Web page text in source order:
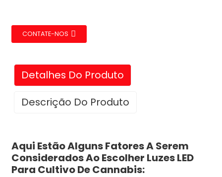
CONTATE-NOS
Detalhes Do Produto
Descrição Do Produto
Aqui Estão Alguns Fatores A Serem
Considerados Ao Escolher Luzes LED
Para Cultivo De Cannabis: